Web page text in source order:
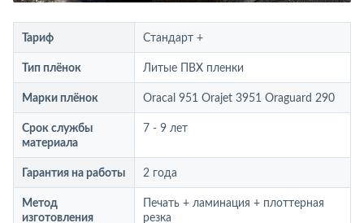
Тариф Стандарт +
Тип плёнок Литые ПВХ пленки
Марки плёнок Oracal 951 Orajet 3951 Oraguard 290
Срок службы
материала
7 - 9 лет
Гарантия на работы 2 года
Метод
изготовления
Печать + ламинация + плоттерная
резка